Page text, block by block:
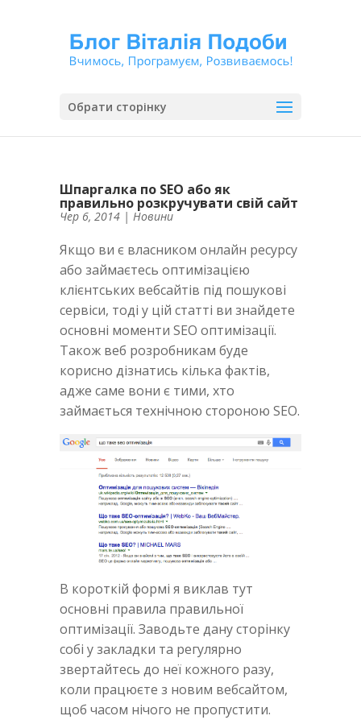
Обрати сторінку
Шпаргалка по SEO або як
правильно розкручувати свій сайт
Чер 6, 2014 | Новини
Якщо ви є власником онлайн ресурсу
або займаєтесь оптимізацією
клієнтських вебсайтів під пошукові
сервіси, тоді у цій статті ви знайдете
основні моменти SEO оптимізації.
Також веб розробникам буде
корисно дізнатись кілька фактів,
адже саме вони є тими, хто
займається технічною стороною SEO.
В короткій формі я виклав тут
основні правила правильної
оптимізації. Заводьте дану сторінку
собі у закладки та регулярно
звертайтесь до неї кожного разу,
коли працюєте з новим вебсайтом,
щоб часом нічого не пропустити.